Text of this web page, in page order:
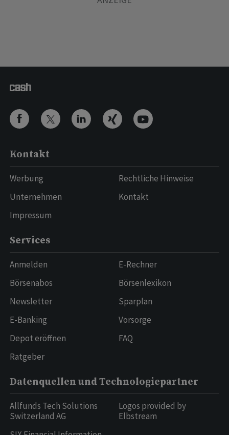
Kontakt
Werbung
Unternehmen
Impressum
Rechtliche Hinweise
Kontakt
Services
Anmelden
Börsenabos
Newsletter
E-Banking
Depot eröffnen
Ratgeber
E-Rechner
Börsenlexikon
Sparplan
Vorsorge
FAQ
Datenquellen und Technologiepartner
Allfunds Tech Solutions
Switzerland AG
Logos provided by
Elbstream